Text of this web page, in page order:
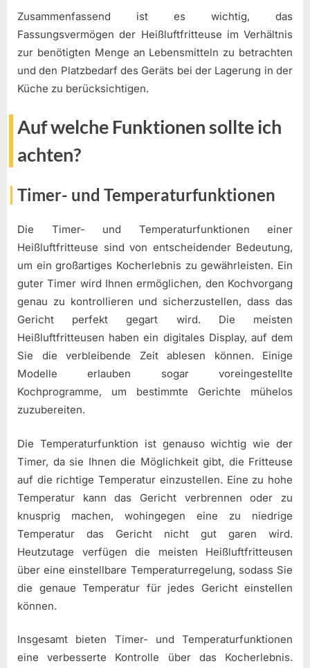
Zusammenfassend ist es wichtig, das
Fassungsvermögen der Heißluftfritteuse im Verhältnis
zur benötigten Menge an Lebensmitteln zu betrachten
und den Platzbedarf des Geräts bei der Lagerung in der
Küche zu berücksichtigen.
Auf welche Funktionen sollte ich
achten?
Timer- und Temperaturfunktionen
Die Timer- und Temperaturfunktionen einer
Heißluftfritteuse sind von entscheidender Bedeutung,
um ein großartiges Kocherlebnis zu gewährleisten. Ein
guter Timer wird Ihnen ermöglichen, den Kochvorgang
genau zu kontrollieren und sicherzustellen, dass das
Gericht perfekt gegart wird. Die meisten
Heißluftfritteusen haben ein digitales Display, auf dem
Sie die verbleibende Zeit ablesen können. Einige
Modelle erlauben sogar voreingestellte
Kochprogramme, um bestimmte Gerichte mühelos
zuzubereiten.
Die Temperaturfunktion ist genauso wichtig wie der
Timer, da sie Ihnen die Möglichkeit gibt, die Fritteuse
auf die richtige Temperatur einzustellen. Eine zu hohe
Temperatur kann das Gericht verbrennen oder zu
knusprig machen, wohingegen eine zu niedrige
Temperatur das Gericht nicht gut garen wird.
Heutzutage verfügen die meisten Heißluftfritteusen
über eine einstellbare Temperaturregelung, sodass Sie
die genaue Temperatur für jedes Gericht einstellen
können.
Insgesamt bieten Timer- und Temperaturfunktionen
eine verbesserte Kontrolle über das Kocherlebnis.